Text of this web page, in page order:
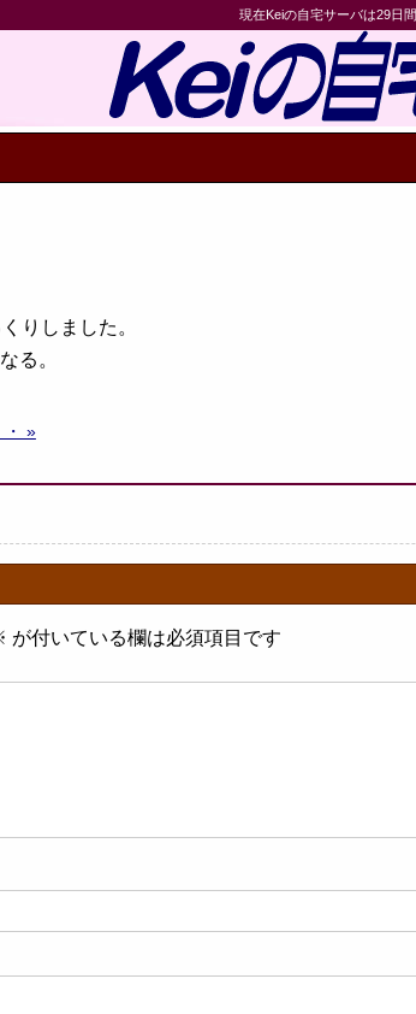
現在Keiの自宅サーバは29日
りしました。
る。
・ »
が付いている欄は必須項目です